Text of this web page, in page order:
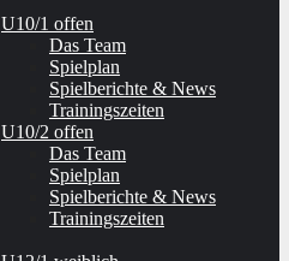
U10/1 offen
Das Team
Spielplan
Spielberichte & News
Trainingszeiten
U10/2 offen
Das Team
Spielplan
Spielberichte & News
Trainingszeiten